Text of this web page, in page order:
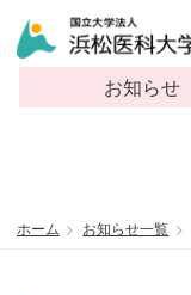
お知らせ
ホーム お知らせ一覧